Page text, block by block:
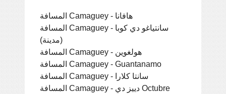
المسافة Camaguey - هافانا
المسافة Camaguey - سانتياغو دي كوبا
(مدينة)
المسافة Camaguey - هولغوين
المسافة Camaguey - Guantanamo
المسافة Camaguey - سانتا كلارا
المسافة Camaguey - دييز دي Octubre